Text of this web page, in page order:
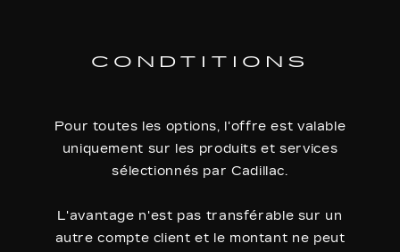
CONDTITIONS
Pour toutes les options, l'offre est valable
uniquement sur les produits et services
sélectionnés par Cadillac.
L'avantage n'est pas transférable sur un
autre compte client et le montant ne peut